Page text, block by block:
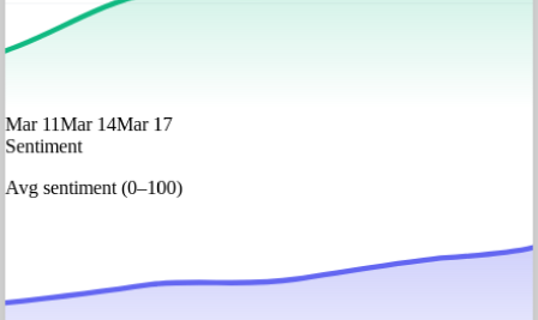
Mar 11Mar 14Mar 17
Sentiment
Avg sentiment (0–100)